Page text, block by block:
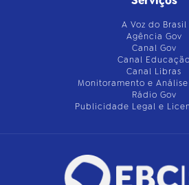
A Voz do Brasil
Agência Gov
Canal Gov
Canal Educação
Canal Libras
Monitoramento e
Rádio Gov
Publicidade Legal e